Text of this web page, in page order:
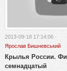
2013-09-18 17:14:06 ·
Ярослав Бишневський
Крылья России.
семнадцатый